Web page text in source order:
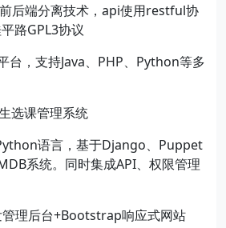
后端分离技术，api使用restful协
路GPL3协议
台，支持Java、PHP、Python等多
选课管理系统
语言，基于Django、Puppet
系统。同时集成API、权限管理
理后台+Bootstrap响应式网站